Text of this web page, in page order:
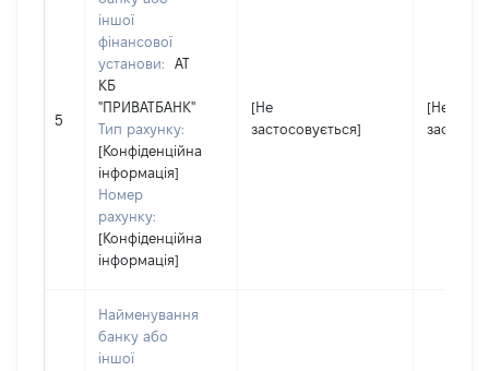
5
іншої
фінансової
установи:
АТ
КБ
"ПРИВАТБАНК"
Тип рахунку:
[Конфіденційна
інформація]
Номер
рахунку:
[Конфіденційна
інформація]
[Не
застосовується]
[Не
Найменування
банку або
іншої